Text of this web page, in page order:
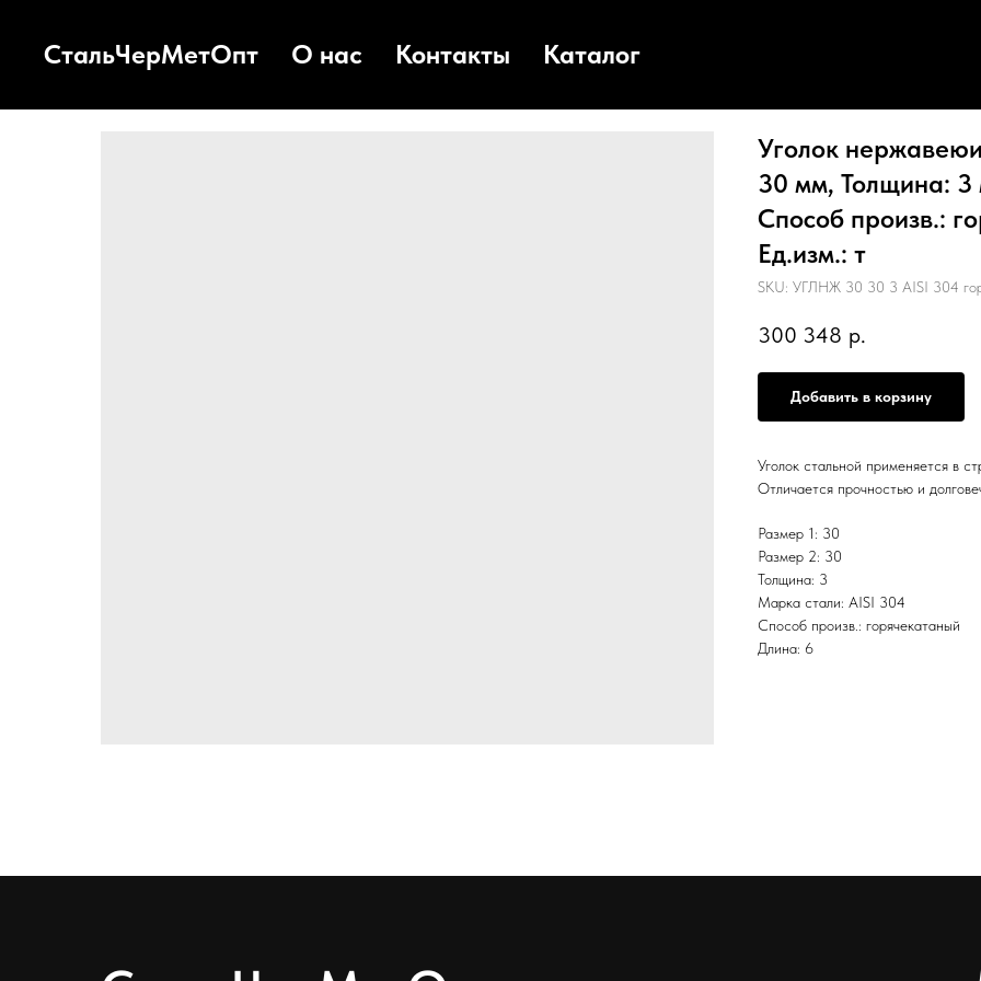
СтальЧерМетОпт О нас Контакты Каталог
Уголок
30 мм, Толщина:
Способ произв.:
Ед.изм.: т
SKU: УГЛНЖ 30 30 3 AISI 304
300 348 р.
Добавить в корзину
Уголок стальной применяется в
Отличается прочностью и
Размер 1: 30
Размер 2: 30
Толщина: 3
Марка стали: AISI 304
Способ произв.: горячекатаный
Длина: 6